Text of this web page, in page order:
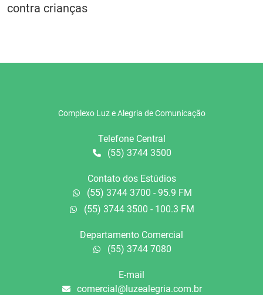
contra crianças
Complexo Luz e Alegria de Comunicação
Telefone Central
(55) 3744 3500
Contato dos Estúdios
(55) 3744 3700 - 95.9 FM
(55) 3744 3500 - 100.3 FM
Departamento Comercial
(55) 3744 7080
E-mail
comercial@luzealegria.com.br